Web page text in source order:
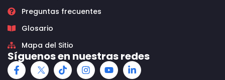
Preguntas frecuentes
Glosario
Mapa del Sitio
Síguenos en nuestras redes